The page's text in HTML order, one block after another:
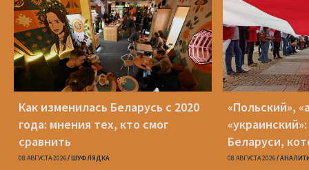
Как изменилась Беларусь с 2020
года: мнения тех, кто смог
сравнить
08 АВГУСТА 2026 ШУФЛЯДКА
«Польский»,
Беларуси,
08 АВГУСТА 2026